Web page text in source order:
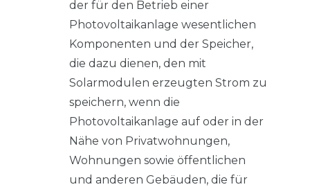
der für den Betrieb einer
Photovoltaikanlage wesentlichen
Komponenten und der Speicher,
die dazu dienen, den mit
Solarmodulen erzeugten Strom zu
speichern, wenn die
Photovoltaikanlage auf oder in der
Nähe von Privatwohnungen,
Wohnungen sowie öffentlichen
und anderen Gebäuden, die für